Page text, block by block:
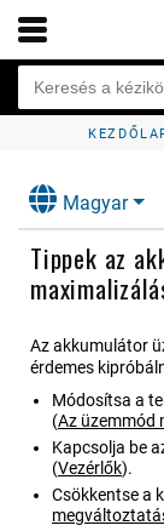
Magyar
Tippek az
Az akkumulátor
érdemes
Módosítsa a
(Az üzemmód
Kapcsolja be
(Vezérlők).
Csökkentse a